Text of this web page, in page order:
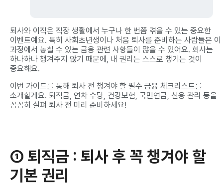
퇴사와 이직은 직장 생활에서 누구나 한 번쯤 겪을 수 있는 중요한
이벤트예요. 특히 사회초년생이나 처음 퇴사를 준비하는 사람들은 이
과정에서 놓칠 수 있는 금융 관련 사항들이 많을 수 있어요. 회사는
하나하나 챙겨주지 않기 때문에, 내 권리는 스스로 챙기는 것이
중요해요.
이번 가이드를 통해 퇴사 전 챙겨야 할 필수 금융 체크리스트를
소개할게요. 퇴직금, 연차 수당, 건강보험, 국민연금, 신용 관리 등을
꼼꼼히 살펴 퇴사 전 미리 준비하세요!
① 퇴직금 : 퇴사 후 꼭 챙겨야 할
기본 권리